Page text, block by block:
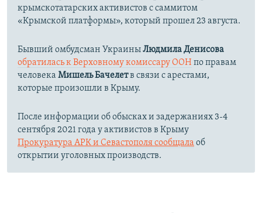
крымскотатарских активистов с саммитом
«Крымской платформы», который прошел 23 августа.
Бывший омбудсман УкраиныЛюдмила Денисова
обратилась к Верховному комиссару ООН по правам
человека Мишель Бачелетв связи с арестами,
которые произошли в Крыму.
После информации об обысках и задержаниях 3-4
сентября 2021 года у активистов в Крыму
Прокуратура АРК и Севастополя сообщала об
открытии уголовных производств.